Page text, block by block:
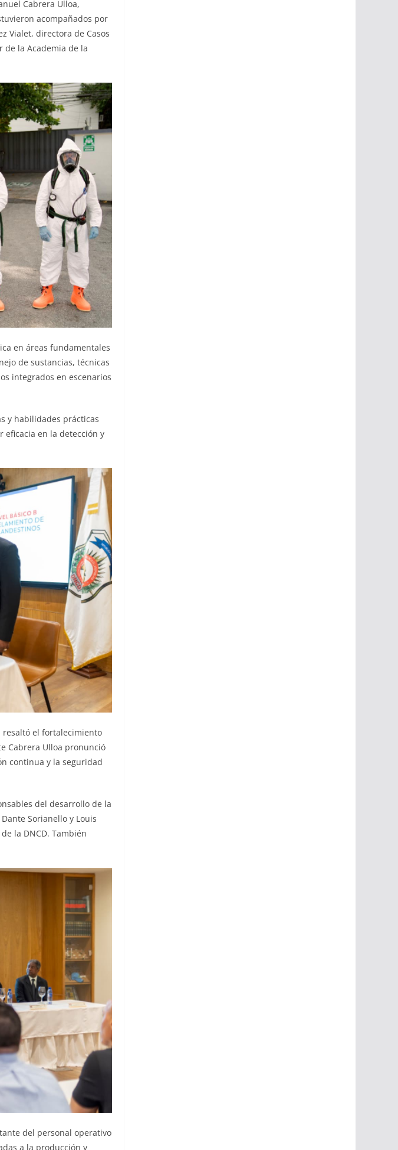
Cabrera Ulloa,
acompañados por
Vialet, directora de Casos
de la Academia de la
en áreas fundamentales
de sustancias, técnicas
integrados en escenarios
y habilidades prácticas
en la detección y
resaltó el fortalecimiento
Cabrera Ulloa pronunció
continua y la seguridad
del desarrollo de la
Sorianello y Louis
la DNCD. También
del personal operativo
a la producción y